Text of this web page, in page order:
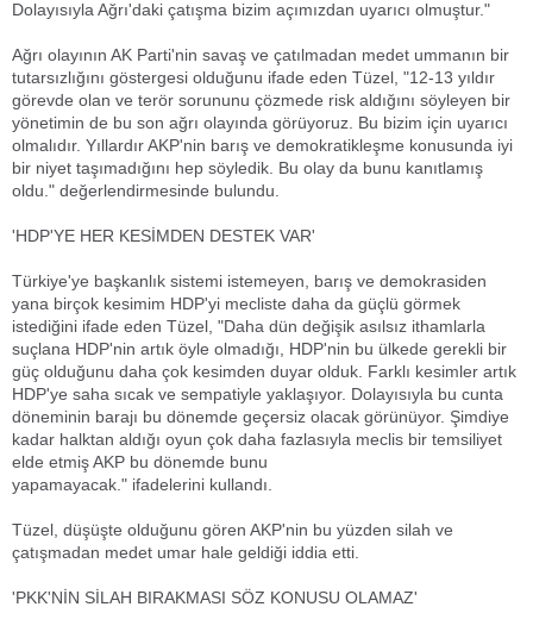
Dolayısıyla Ağrı'daki çatışma bizim açımızdan uyarıcı olmuştur."
Ağrı olayının AK Parti'nin savaş ve çatılmadan medet ummanın bir
tutarsızlığını göstergesi olduğunu ifade eden Tüzel, "12-13 yıldır
görevde olan ve terör sorununu çözmede risk aldığını söyleyen bir
yönetimin de bu son ağrı olayında görüyoruz. Bu bizim için uyarıcı
olmalıdır. Yıllardır AKP'nin barış ve demokratikleşme konusunda iyi
bir niyet taşımadığını hep söyledik. Bu olay da bunu kanıtlamış
oldu." değerlendirmesinde bulundu.
'HDP'YE HER KESİMDEN DESTEK VAR'
Türkiye'ye başkanlık sistemi istemeyen, barış ve demokrasiden
yana birçok kesimim HDP'yi mecliste daha da güçlü görmek
istediğini ifade eden Tüzel, "Daha dün değişik asılsız ithamlarla
suçlana HDP'nin artık öyle olmadığı, HDP'nin bu ülkede gerekli bir
güç olduğunu daha çok kesimden duyar olduk. Farklı kesimler artık
HDP'ye saha sıcak ve sempatiyle yaklaşıyor. Dolayısıyla bu cunta
döneminin barajı bu dönemde geçersiz olacak görünüyor. Şimdiye
kadar halktan aldığı oyun çok daha fazlasıyla meclis bir temsiliyet
elde etmiş AKP bu dönemde bunu
yapamayacak." ifadelerini kullandı.
Tüzel, düşüşte olduğunu gören AKP'nin bu yüzden silah ve
çatışmadan medet umar hale geldiği iddia etti.
'PKK'NİN SİLAH BIRAKMASI SÖZ KONUSU OLAMAZ'